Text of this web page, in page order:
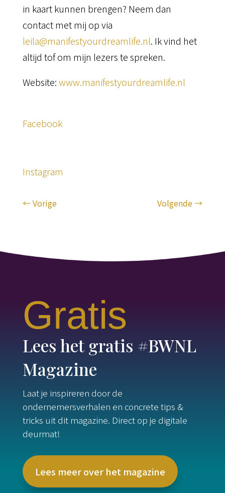
in kaart kunnen brengen? Neem dan
contact met mij op via
leila@manifestyourdreamlife.nl. Ik vind het
altijd tof om mijn lezers te spreken.
Website:www.manifestyourdreamlife.nl
Facebook
Instagram
←Vorige Volgende→
Gratis
Lees het gratis #BWNL
Magazine
Laat je inspireren door de
ondernemersverhalen en concrete tips &
tricks uit dit magazine. Direct op je digitale
deurmat!
Lees meer over het magazine